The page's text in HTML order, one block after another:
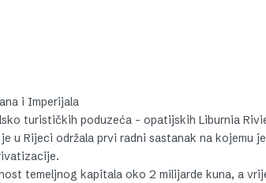
i Imperijala
turističkih poduzeća – opatijskih Liburnia
u Rijeci održala prvi radni sastanak na kojemu
temeljnog kapitala oko 2 milijarde kuna, a